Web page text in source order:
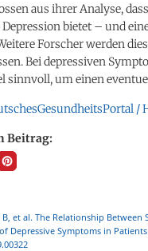
aus ihrer Analyse,
Depression bietet – und
Forscher werden
Bei depressiven
sinnvoll, um einen
/
Beitrag:
B, et al. The Relationship
Depressive Symptoms in